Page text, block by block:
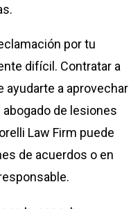
por tu
difícil. Contratar a
ayudarte a aprovechar
abogado de lesiones
Law Firm puede
de acuerdos o en